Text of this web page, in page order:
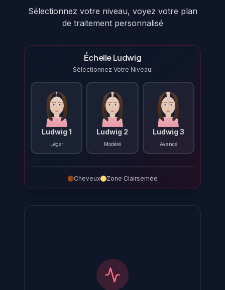
Sélectionnez votre niveau, voyez votre plan
de traitement personnalisé
Échelle Ludwig
Sélectionnez Votre Niveau:
Ludwig 1
Léger
Ludwig 2
Modéré
Ludwig 3
Avancé
Cheveux Zone Clairsemée